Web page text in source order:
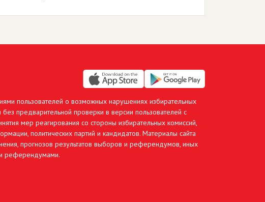
пользователей о возможных нарушениях избирательных
без предварительной проверки в версии пользователей с
мер реагирования со стороны избирательных комиссий,
политических партий и кандидатов. Материалы сайта
прогнозов результатов выборов и референдумов, иных
референдумами.